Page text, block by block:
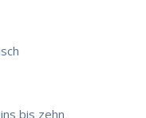
bis zehn